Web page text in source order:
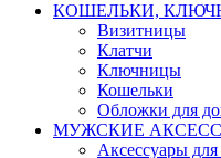
КОШЕЛЬКИ,
Визитницы
Клатчи
Ключницы
Кошельки
Обложки для
МУЖСКИЕ
Аксессуары для